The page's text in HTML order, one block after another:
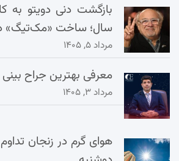
سال؛ ساخت «مک‌تیگ»
مرداد ۵, ۱۴۰۵
معرفی بهترین جراح بینی
مرداد ۳, ۱۴۰۵
هوای گرم در زنجان